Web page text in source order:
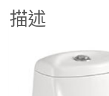
量
描述